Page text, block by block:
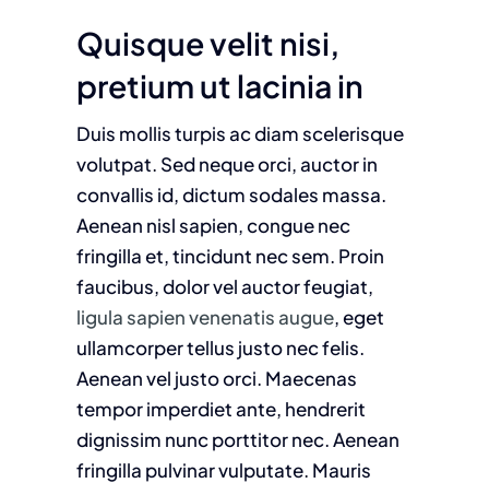
quisque velit nisi,
pretium ut lacinia in
Duis mollis turpis ac diam scelerisque
volutpat. Sed neque orci, auctor in
convallis id, dictum sodales massa.
Aenean nisl sapien, congue nec
fringilla et, tincidunt nec sem. Proin
faucibus, dolor vel auctor feugiat,
ligula sapien venenatis augue, eget
ullamcorper tellus justo nec felis.
Aenean vel justo orci. Maecenas
tempor imperdiet ante, hendrerit
dignissim nunc porttitor nec. Aenean
fringilla pulvinar vulputate. Mauris